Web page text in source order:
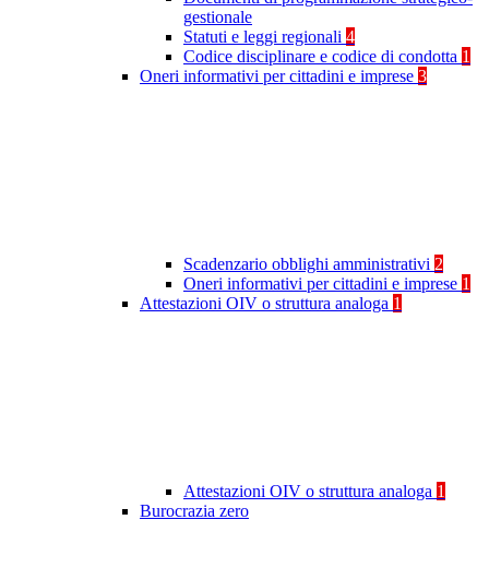
gestionale
Statuti e leggi regionali 4
Codice disciplinare e codice di condotta 1
Oneri informativi per cittadini e imprese 3
Scadenzario obblighi amministrativi 2
Oneri informativi per cittadini e imprese 1
Attestazioni OIV o struttura analoga 1
Attestazioni OIV o struttura analoga 1
Burocrazia zero